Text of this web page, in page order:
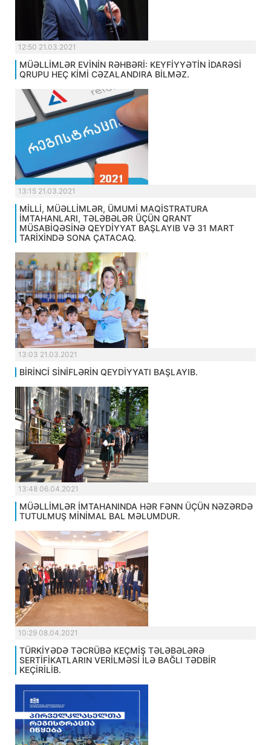
12:50 21.03.2021
MÜƏLLİMLƏR EVİNİN RƏHBƏRİ: KEYFİYYƏTİN İDARƏSİ
QRUPU HEÇ KİMİ CƏZALANDIRA BİLMƏZ.
13:15 21.03.2021
MİLLİ, MÜƏLLİMLƏR, ÜMUMİ MAQİSTRATURA
İMTAHANLARI, TƏLƏBƏLƏR ÜÇÜN QRANT
MÜSABİQƏSİNƏ QEYDİYYAT BAŞLAYIB VƏ 31 MART
TARİXİNDƏ SONA ÇATACAQ.
13:03 21.03.2021
BİRİNCİ SİNİFLƏRİN QEYDİYYATI BAŞLAYIB.
13:48 06.04.2021
MÜƏLLİMLƏR İMTAHANINDA HƏR FƏNN ÜÇÜN NƏZƏRDƏ
TUTULMUŞ MİNİMAL BAL MƏLUMDUR.
10:29 08.04.2021
TÜRKİYƏDƏ TƏCRÜBƏ KEÇMİŞ TƏLƏBƏLƏRƏ
SERTİFİKATLARIN VERİLMƏSİ İLƏ BAĞLI TƏDBİR
KEÇİRİLİB.